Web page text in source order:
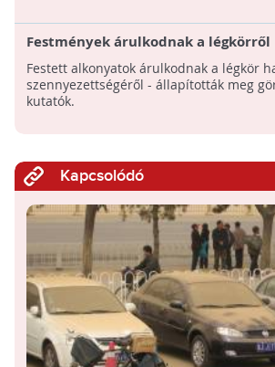
Festmények árulkodnak a légkörről
Festett alkonyatok árulkodnak a légkör
szennyezettségéről - állapították meg
kutatók.
Kapcsolódó